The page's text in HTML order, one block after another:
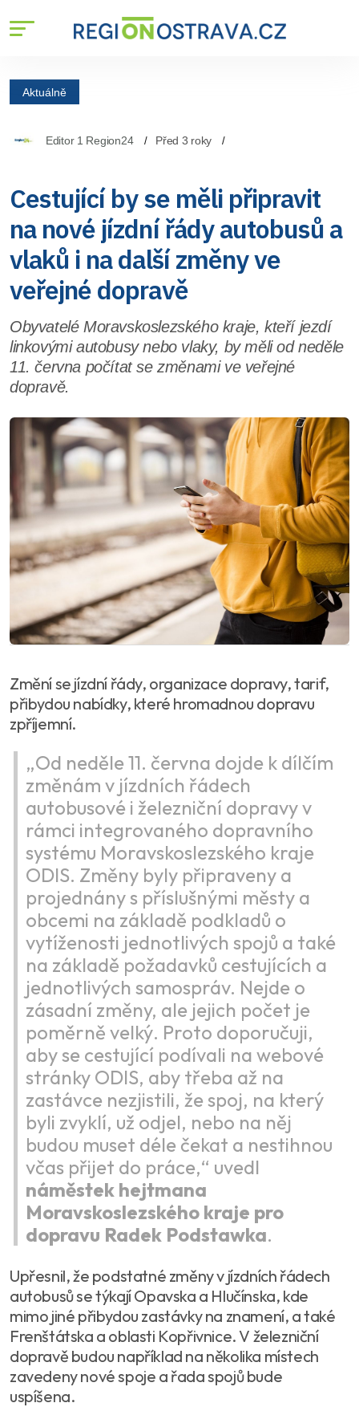
Aktuálně
Editor 1 Region24 Před 3 roky
Cestující by se měli připravit
na nové jízdní řády autobusů a
vlaků i na další změny ve
veřejné dopravě
Obyvatelé Moravskoslezského kraje, kteří jezdí
linkovými autobusy nebo vlaky, by měli od neděle
11. června počítat se změnami ve veřejné
dopravě.
Změní se jízdní řády, organizace dopravy, tarif,
přibydou nabídky, které hromadnou dopravu
zpříjemní.
„Od neděle 11. června dojde k dílčím
změnám v jízdních řádech
autobusové i železniční dopravy v
rámci integrovaného dopravního
systému Moravskoslezského kraje
ODIS. Změny byly připraveny a
projednány s příslušnými městy a
obcemi na základě podkladů o
vytíženosti jednotlivých spojů a také
na základě požadavků cestujících a
jednotlivých samospráv. Nejde o
zásadní změny, ale jejich počet je
poměrně velký. Proto doporučuji,
aby se cestující podívali na webové
stránky ODIS, aby třeba až na
zastávce nezjistili, že spoj, na který
byli zvyklí, už odjel, nebo na něj
budou muset déle čekat a nestihnou
včas přijet do práce,“ uvedl
náměstek hejtmana
Moravskoslezského kraje pro
dopravu Radek Podstawka.
Upřesnil, že podstatné změny v jízdních řádech
autobusů se týkají Opavska a Hlučínska, kde
mimo jiné přibydou zastávky na znamení, a také
Frenštátska a oblasti Kopřivnice. V železniční
dopravě budou například na několika místech
zavedeny nové spoje a řada spojů bude
uspíšena.